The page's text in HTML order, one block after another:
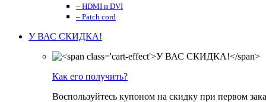
– HDMI и DVI
– Patch cord
У ВАС СКИДКА!
Как его получить?
Воспользуйтесь купоном на скидку при первом